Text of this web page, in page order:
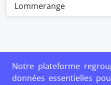
Lommerange
Notre plateforme
données essentielles